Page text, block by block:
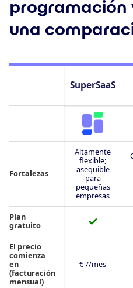
programación
una
SuperSaaS
Fortalezas
Altamente
flexible;
asequible
para
pequeñas
empresas
Plan
gratuito
✓
El precio
comienza
en
(facturación
mensual)
€ 7/mes